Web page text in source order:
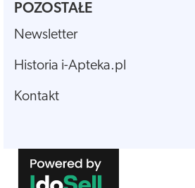
POZOSTAŁE
Newsletter
Historia i-Apteka.pl
Kontakt